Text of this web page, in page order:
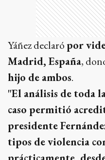
Yáñez declaró por
Madrid, España,
hijo de ambos.
"El análisis de toda
caso permitió
presidente
tipos de violencia